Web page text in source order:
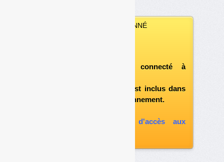
VOUS ÊTES ABONNÉ
après vous être connecté à
et si le document est inclus dans
votre formule d'abonnement.
souscrire à l'option d'accès aux